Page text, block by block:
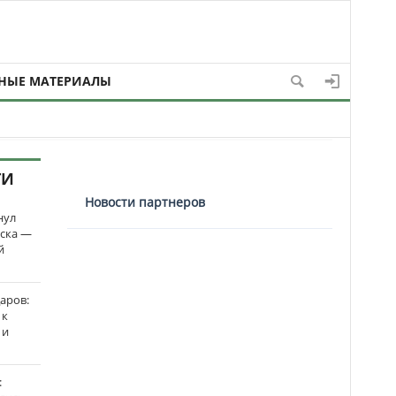
МАТЕРИАЛЫ
—
Новости партнеров